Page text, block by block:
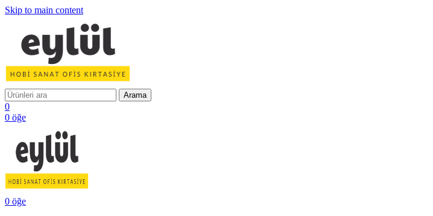
Skip to main content
Arama
0
0 öğe
0 öğe